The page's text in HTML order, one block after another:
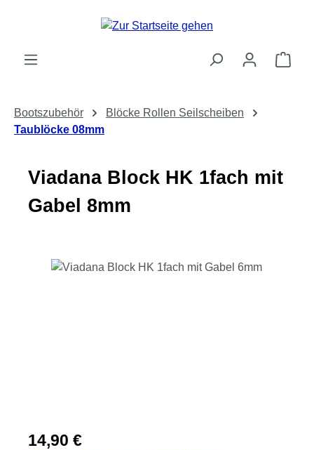
Zum Hauptinhalt springen
Bootszubehör
Blöcke Rollen Seilscheiben
Taublöcke 08mm
Viadana Block HK 1fach mit
Gabel 8mm
Bildergalerie überspringen
Regulärer Preis:
14,90 €